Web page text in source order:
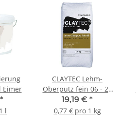
Eimer
*
l
CLAYTEC Lehm-
Oberputz fein 06 - 25
kg Sack
19,19 € *
0,77 € pro 1 kg